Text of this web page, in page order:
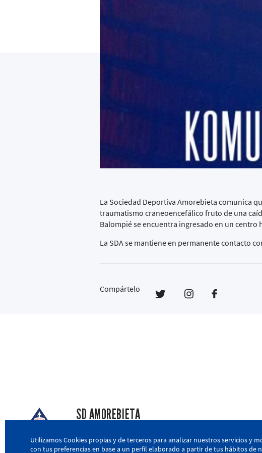
La Sociedad Deportiva Amorebieta comunica
traumatismo craneoencefálico fruto de una
Balompié se encuentra ingresado en un
La SDA se mantiene en permanente contacto
Compártelo
SD AMOREBIETA
946 604 751 | sda@sdamorebieta.eus
Utilizamos Cookies propias y de terceros para analizar nuestros servicios y
con tus preferencias en base a un perfil elaborado a partir de tus hábitos de